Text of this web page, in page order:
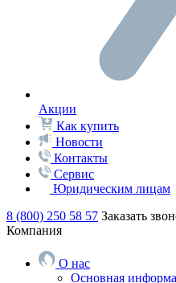
Акции
Как купить
Новости
Контакты
Сервис
Юридическим лицам
8 (800) 250 58 57 Заказать
Компания
О нас
Основная